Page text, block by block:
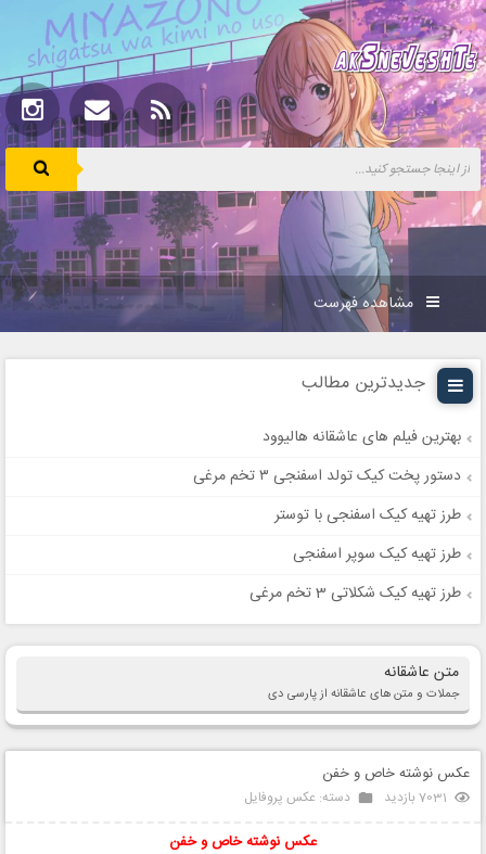
مشاهده فهرست
جدیدترین مطالب
بهترین فیلم های عاشقانه هالیوود
دستور پخت کیک تولد اسفنجی ۳ تخم مرغی
طرز تهیه کیک اسفنجی با توستر
طرز تهیه کیک سوپر اسفنجی
طرز تهیه کیک شکلاتی 3 تخم مرغی
متن عاشقانه
جملات و متن های عاشقانه از پارسی دی
عکس نوشته خاص و خفن
7031 بازدید دسته: عکس پروفایل
عکس نوشتهخاص و خفن